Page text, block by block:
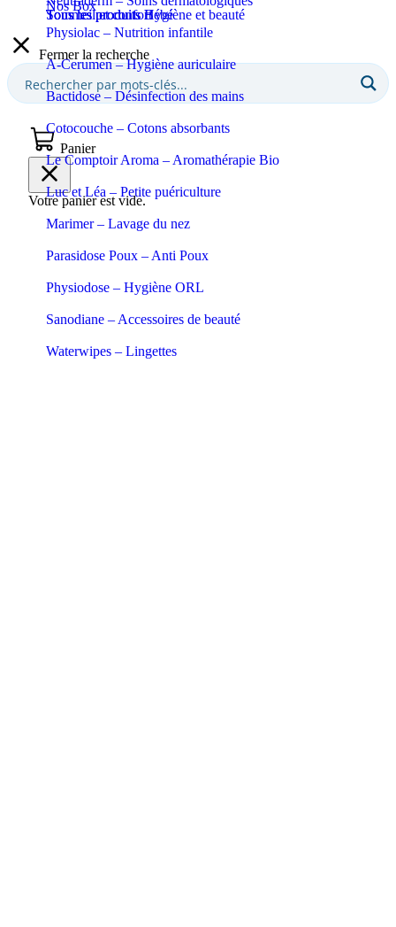
Sommeil et confort
Tous les produits Bébé
Tous les produits Hygiène et beauté
Physiolac – Nutrition infantile
A-Cerumen – Hygiène auriculaire
Bactidose – Désinfection des mains
Cotocouche – Cotons absorbants
Le Comptoir Aroma – Aromathérapie Bio
Luc et Léa – Petite puériculture
Marimer – Lavage du nez
Parasidose Poux – Anti Poux
Physiodose – Hygiène ORL
Sanodiane – Accessoires de beauté
Waterwipes – Lingettes
Nos Box
Fermer la recherche
Panier
Votre panier est vide.